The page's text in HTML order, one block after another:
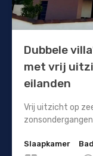
Dubbele
met vrij
eilanden
Vrij uitzicht op
Slaapkamer